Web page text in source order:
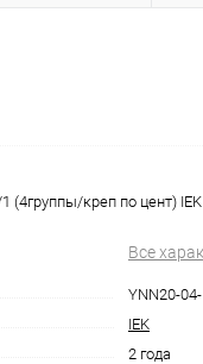
(4группы/креп по цент) IEK
Все
YNN20-
IEK
2 года